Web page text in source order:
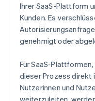
Ihrer SaaS-Plattform
Kunden. Es
genehmigt oder
Für SaaS-
dieser Prozess direkt
Nutzerinnen und
weiterzuleiten,